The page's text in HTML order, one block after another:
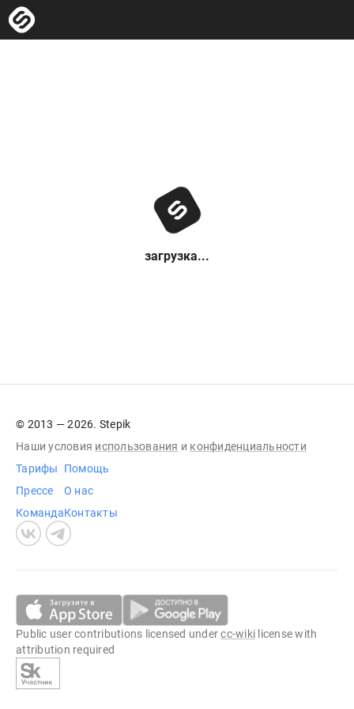
загрузка...
© 2013 — 2026. Stepik
Наши условия использования и конфиденциальности
Тарифы
Прессе
Команда
Помощь
О нас
Контакты
Public user contributions licensed undercc-wiki license with
attribution required